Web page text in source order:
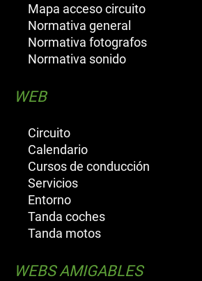
Mapa acceso circuito
Normativa general
Normativa fotografos
Normativa sonido
WEB
Circuito
Calendario
Cursos de conducción
Servicios
Entorno
Tanda coches
Tanda motos
WEBS AMIGABLES